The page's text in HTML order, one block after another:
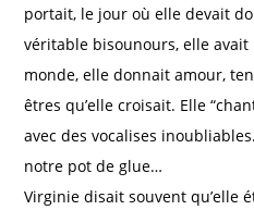
portait, le jour où elle devait
véritable bisounours, elle
monde, elle donnait amour,
êtres qu’elle croisait. Elle
avec des vocalises
notre pot de glue…
Virginie disait souvent qu’elle